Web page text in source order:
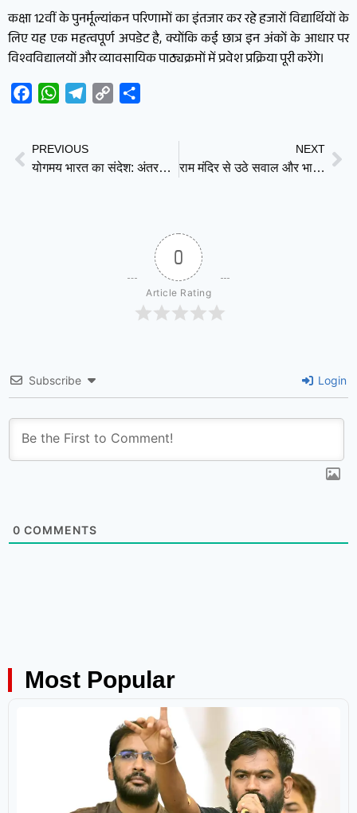
कक्षा 12वीं के पुनर्मूल्यांकन परिणामों का इंतजार कर रहे हजारों विद्यार्थियों के
लिए यह एक महत्वपूर्ण अपडेट है, क्योंकि कई छात्र इन अंकों के आधार पर
विश्वविद्यालयों और व्यावसायिक पाठ्यक्रमों में प्रवेश प्रक्रिया पूरी करेंगे।
FacebookWhatsAppTelegram
Copy
PREVIOUS
योगमय भारत का संदेश: अंतरराष्ट्रीय योग दिवस पर हजारों लोगों ने किया सामूहिक योगाभ्यास
NEXT
राम मंदिर से उठे सवाल और भारत की हजारों करोड़ की मंदिर अर्थव्यवस्था: क्या आस्था के धन का भी हिसाब होना चाहिए?
0
Article Rating
Subscribe Login
0 COMMENTS
Most Popular